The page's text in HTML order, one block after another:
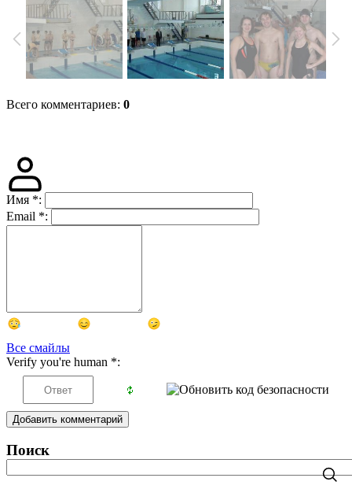
Всего комментариев: 0
Имя *:
Email *:
Все смайлы
Verify you're human *:
Добавить комментарий
Поиск